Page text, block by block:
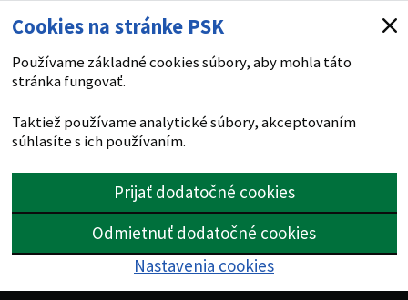
Cookies na stránke PSK
Používame základné cookies súbory, aby mohla táto
stránka fungovať.
Taktiež používame analytické súbory, akceptovaním
súhlasíte s ich používaním.
Prijať dodatočné cookies
Odmietnuť dodatočné cookies
Nastavenia cookies